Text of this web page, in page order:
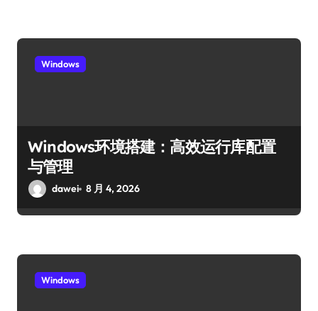
Windows
Windows环境搭建：高效运行库配置
与管理
dawei 8 月 4, 2026
Windows